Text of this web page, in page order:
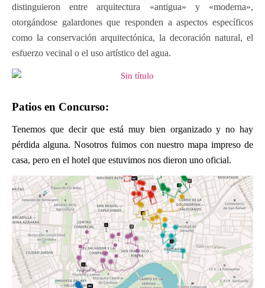
distinguieron entre arquitectura «antigua» y «moderna»,
otorgándose galardones que responden a aspectos específicos
como la conservación arquitectónica, la decoración natural, el
esfuerzo vecinal o el uso artístico del agua.
Patios en Concurso:
Tenemos que decir que está muy bien organizado y no hay
pérdida alguna. Nosotros fuimos con nuestro mapa impreso de
casa, pero en el hotel que estuvimos nos dieron uno oficial.